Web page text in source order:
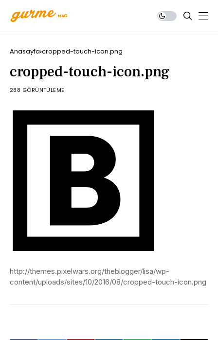
Anasayfa cropped-touch-icon.png
cropped-touch-icon.png
288 GÖRÜNTÜLEME
http://themes.pixelwars.org/theblogger/lisa/wp-
content/uploads/sites/10/2016/08/cropped-touch-icon.png